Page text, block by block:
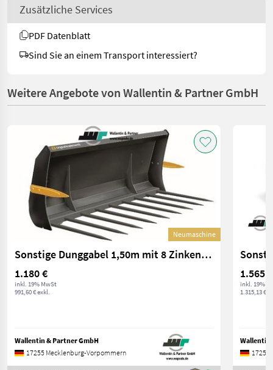
Zusätzliche Services
PDF Datenblatt
Sind Sie an einem Transport interessiert?
Weitere Angebote von Wallentin & Partner GmbH
Neumaschine
Sonstige Dunggabel 1,50m mit 8 Zinken ALÖ Original | Euro
1.180 €
inkl. 19% MwSt
991,60 € exkl.
Wallentin & Partner GmbH
17255 Mecklenburg-Vorpommern
1.565 €
inkl. 19%
1.315,13 €
Wallentin
17255